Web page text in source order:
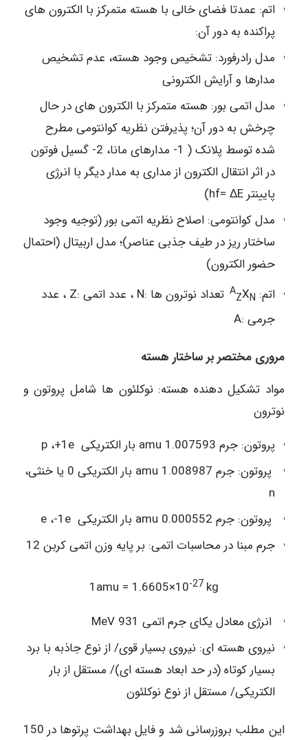
اتم: عمدتا فضای خالی با هسته متمرکز با الکترون های
پراکنده به دور آن:
مدل رادرفورد: تشخیص وجود هسته، عدم تشخیص
مدارها و آرایش الکترونی
مدل اتمی بور: هسته متمرکز با الکترون های در حال
چرخش به دور آن؛ پذیرفتن نظریه کوانتومی مطرح
شده توسط پلانک ( 1- مدارهای مانا، 2- گسیل فوتون
در اثر انتقال الکترون از مداری به مدار دیگر با انرژی
پایینتر hf= ΔE)
مدل کوانتومی: اصلاح نظریه اتمی بور (توجیه وجود
ساختار ریز در طیف جذبی عناصر)؛ مدل اربیتال (احتمال
حضور الکترون)
اتم:
AZXN
تعداد نوترون ها :N ، عدد اتمی :Z ، عدد
جرمی :A
مروری مختصر بر ساختار هسته
مواد تشکیل دهنده هسته: نوکلئون ها شامل پروتون و
نوترون
پروتون: جرم amu 1.007593 بار الکتریکی p ،+1e
پروتون: جرم amu 1.008987 بار الکتریکی 0 یا خنثی،
n
پروتون: جرم amu 0.000552 بار الکتریکی e ،-1e
جرم مبنا در محاسبات اتمی: بر پایه وزن اتمی کربن 12
1amu = 1.6605×10-27 kg
انرژی معادل یکای جرم اتمی 931 MeV
نیروی هسته ای: نیروی بسیار قوی/ از نوع جاذبه با برد
بسیار کوتاه (در حد ابعاد هسته ای)/ مستقل از بار
الکتریکی/ مستقل از نوع نوکلئون
این مطلب بروزرسانی شد و فایل بهداشت پرتوها در 150